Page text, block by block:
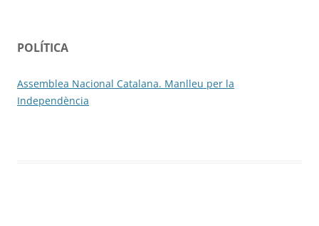
POLÍTICA
Assemblea Nacional Catalana. Manlleu per la
Independència